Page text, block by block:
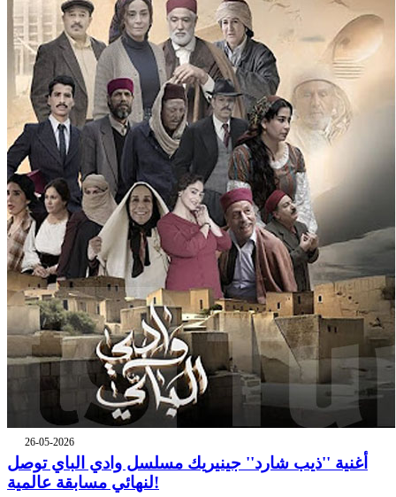
26-05-2026
أغنية ''ذيب شارد'' جينيريك مسلسل وادي الباي توصل
لنهائي مسابقة عالمية!